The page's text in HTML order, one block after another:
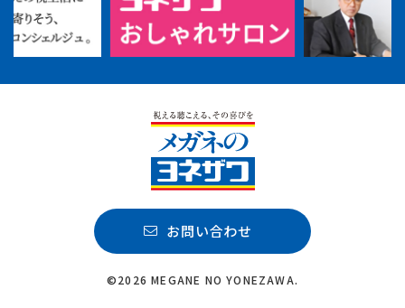
お問い合わせ
©2026 MEGANE NO YONEZAWA.